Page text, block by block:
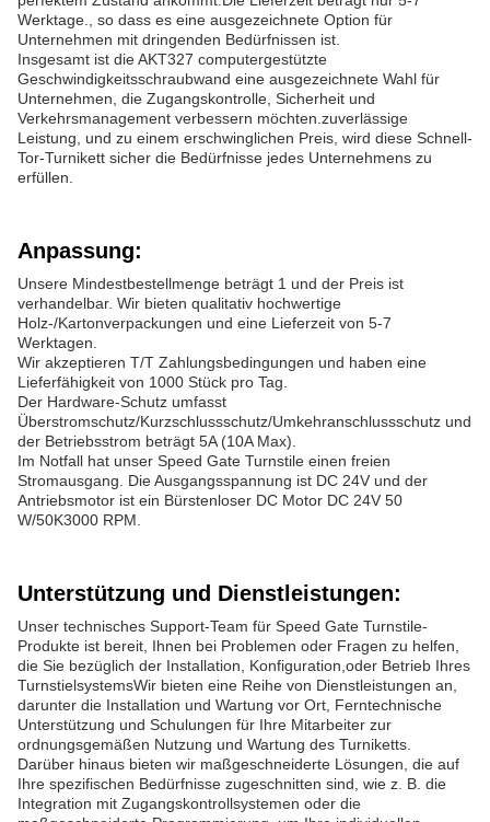
Werktage., so dass es eine ausgezeichnete Option für
Unternehmen mit dringenden Bedürfnissen ist.
Insgesamt ist die AKT327 computergestützte
Geschwindigkeitsschraubwand eine ausgezeichnete Wahl für
Unternehmen, die Zugangskontrolle, Sicherheit und
Verkehrsmanagement verbessern möchten.zuverlässige
Leistung, und zu einem erschwinglichen Preis, wird diese Schnell-
Tor-Turnikett sicher die Bedürfnisse jedes Unternehmens zu
erfüllen.
Anpassung:
Unsere Mindestbestellmenge beträgt 1 und der Preis ist
verhandelbar. Wir bieten qualitativ hochwertige
Holz-/Kartonverpackungen und eine Lieferzeit von 5-7
Werktagen.
Wir akzeptieren T/T Zahlungsbedingungen und haben eine
Lieferfähigkeit von 1000 Stück pro Tag.
Der Hardware-Schutz umfasst
Überstromschutz/Kurzschlussschutz/Umkehranschlussschutz und
der Betriebsstrom beträgt 5A (10A Max).
Im Notfall hat unser Speed Gate Turnstile einen freien
Stromausgang. Die Ausgangsspannung ist DC 24V und der
Antriebsmotor ist ein Bürstenloser DC Motor DC 24V 50
W/50K3000 RPM.
Unterstützung und Dienstleistungen:
Unser technisches Support-Team für Speed Gate Turnstile-
Produkte ist bereit, Ihnen bei Problemen oder Fragen zu helfen,
die Sie bezüglich der Installation, Konfiguration,oder Betrieb Ihres
TurnstielsystemsWir bieten eine Reihe von Dienstleistungen an,
darunter die Installation und Wartung vor Ort, Ferntechnische
Unterstützung und Schulungen für Ihre Mitarbeiter zur
ordnungsgemäßen Nutzung und Wartung des Turniketts.
Darüber hinaus bieten wir maßgeschneiderte Lösungen, die auf
Ihre spezifischen Bedürfnisse zugeschnitten sind, wie z. B. die
Integration mit Zugangskontrollsystemen oder die